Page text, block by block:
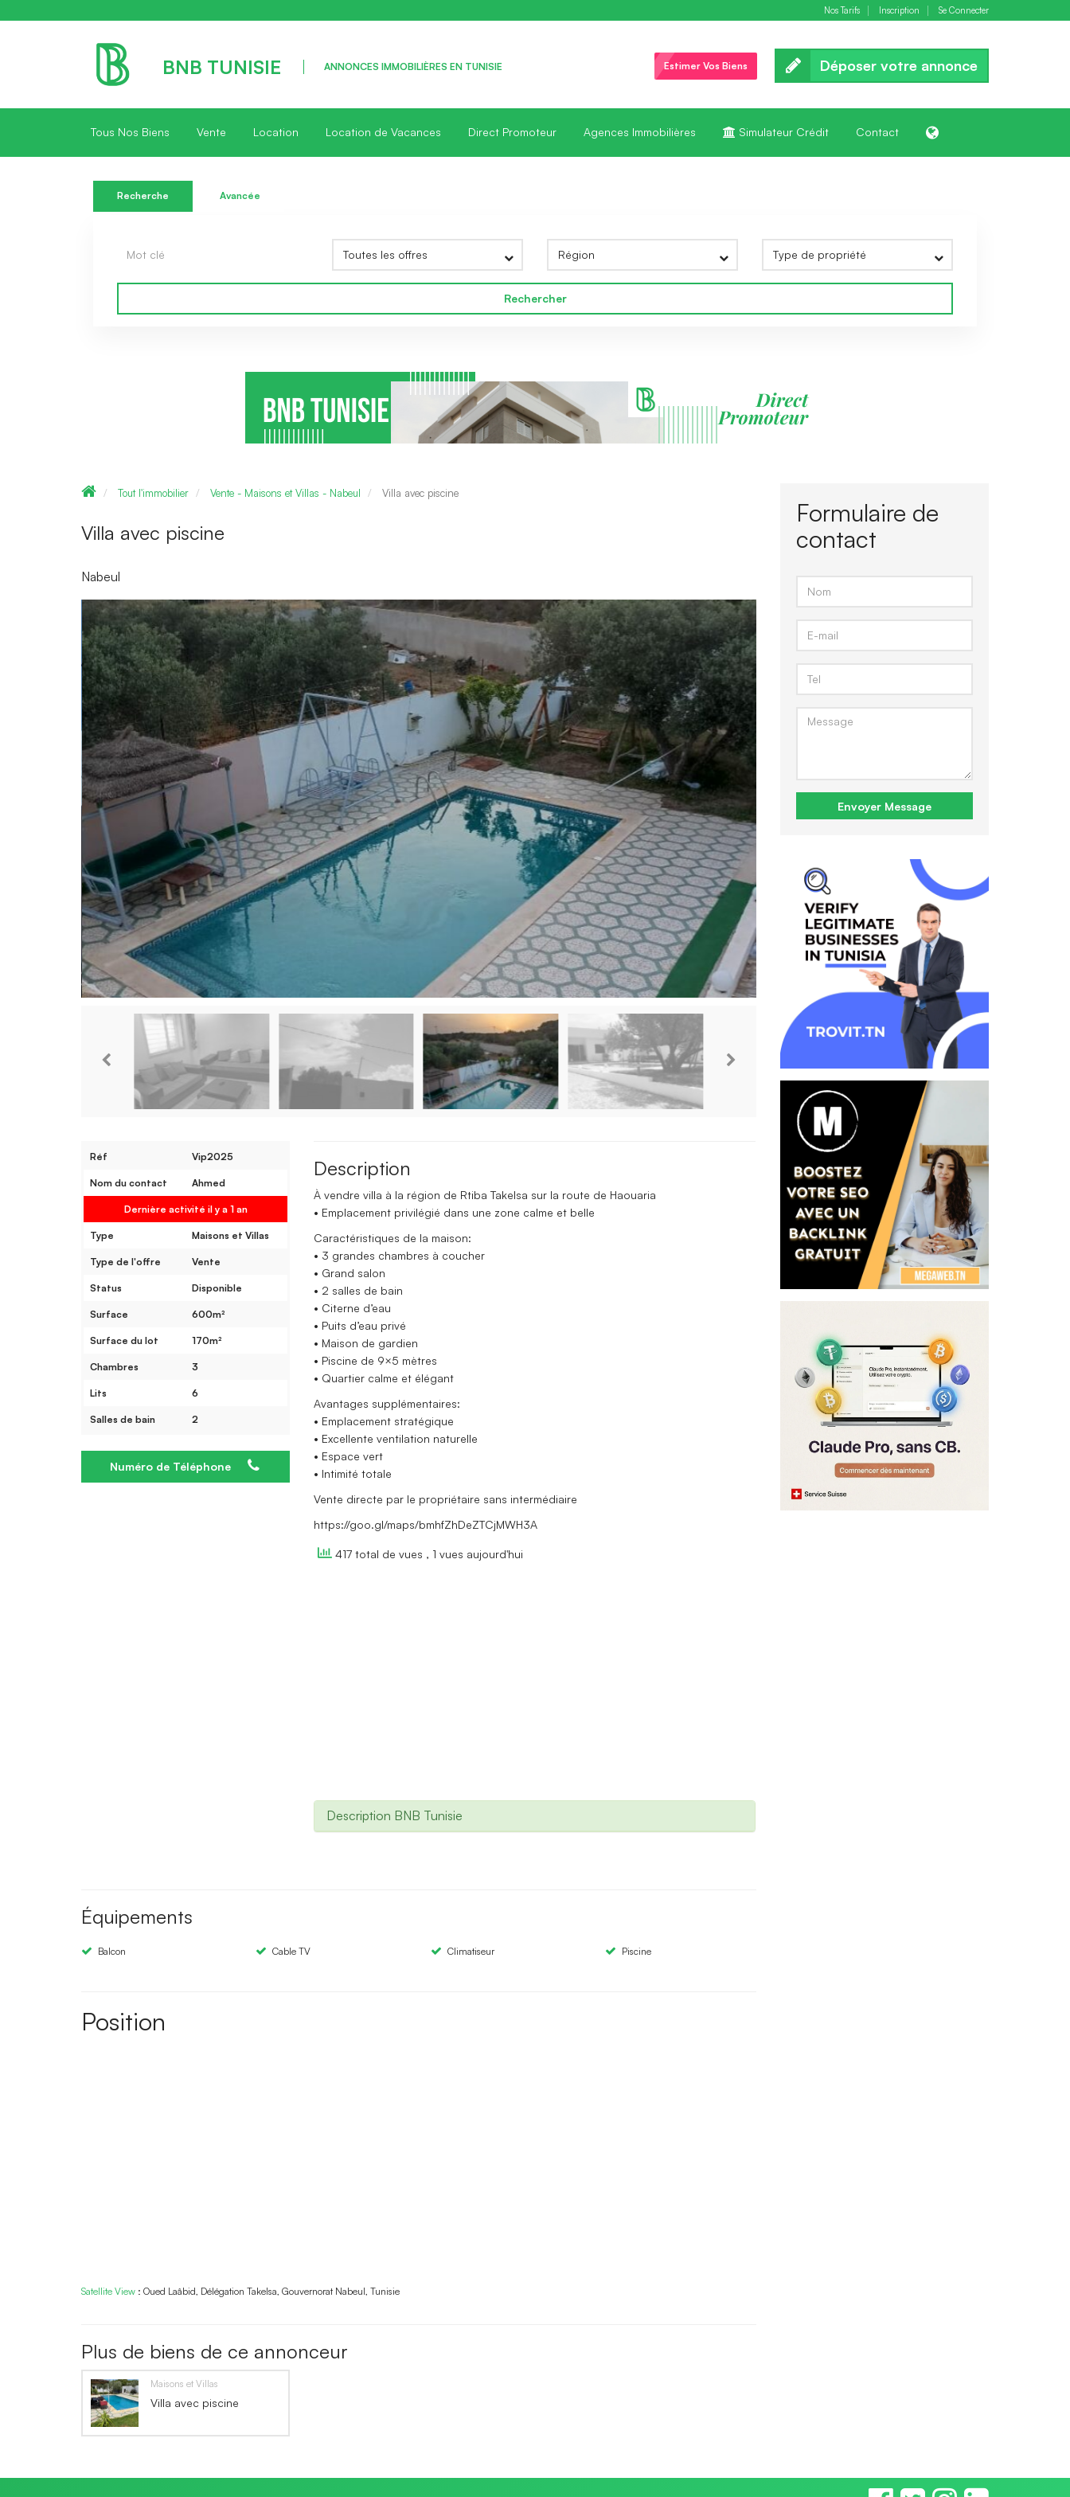
Nos Tarifs Inscription Se Connecter
BNB TUNISIE ANNONCES IMMOBILIÈRES EN TUNISIE Estimer Vos Biens Déposer votre annonce
Tous Nos Biens Vente Location Location de Vacances Direct Promoteur Agences Immobilières Simulateur Crédit Contact
Recherche Avancée
Rechercher
Tout l'immobilier Vente - Maisons et Villas - Nabeul Villa avec piscine
Villa avec piscine
Nabeul
Réf Vip2025
Nom du contact Ahmed
Dernière activité il y a 1 an
Type Maisons et Villas
Type de l'offre Vente
Status Disponible
Surface 600m²
Surface du lot 170m²
Chambres 3
Lits 6
Salles de bain 2
Numéro de Téléphone
Description
À vendre villa à la région de Rtiba Takelsa sur la route de Haouaria
• Emplacement privilégié dans une zone calme et belle
Caractéristiques de la maison:
• 3 grandes chambres à coucher
• Grand salon
• 2 salles de bain
• Citerne d’eau
• Puits d’eau privé
• Maison de gardien
• Piscine de 9×5 mètres
• Quartier calme et élégant
Avantages supplémentaires:
• Emplacement stratégique
• Excellente ventilation naturelle
• Espace vert
• Intimité totale
Vente directe par le propriétaire sans intermédiaire
https://goo.gl/maps/bmhfZhDeZTCjMWH3A
417 total de vues , 1 vues aujourd'hui
Description BNB Tunisie
Équipements
Balcon Cable TV Climatiseur Piscine
Position
Satellite View : Oued Laâbid, Délégation Takelsa, Gouvernorat Nabeul, Tunisie
Plus de biens de ce annonceur
Maisons et Villas
Villa avec piscine
Formulaire de
contact
Envoyer Message